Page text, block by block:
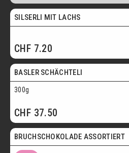
SILSERLI MIT LACHS
CHF 7.20
Postversand
BASLER SCHÄCHTELI
300g
CHF 37.50
Postversand
BRUCHSCHOKOLADE ASSORTIERT